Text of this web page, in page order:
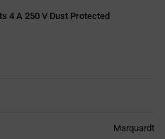
4 A 250 V Dust Protected
Marquardt